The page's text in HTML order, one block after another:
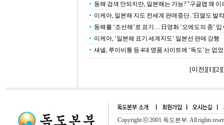
동해 검색 안되지만, 일본해는 가능? ”구글맵 왜 이
이케아, 일본해 지도 전세계 판매중단..'日열도 발
동해를 ‘조선해’로 표기… 日영화 ‘오에도의 종’ 입
이케아, ‘일본해 표기 세계지도’ 일본선 판매 강행
새넬, 루이비통 등 4대 명품 사이트에 ‘독도’는 없
[이전][1][2][
Copyright ⓒ 2001.독도본부. All rights